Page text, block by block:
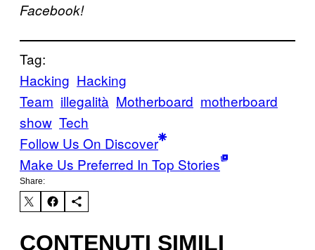
Facebook!
Tag:
Hacking Hacking
Team illegalità Motherboard motherboard
show Tech
Follow Us On Discover
Make Us Preferred In Top Stories
Share:
CONTENUTI SIMILI